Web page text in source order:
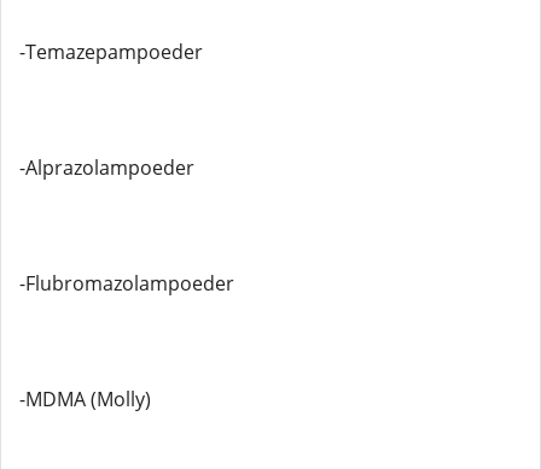
-Temazepampoeder
-Alprazolampoeder
-Flubromazolampoeder
-MDMA (Molly)